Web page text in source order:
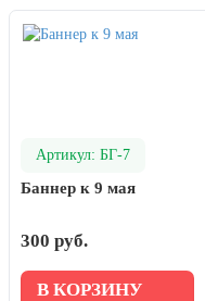
Артикул: БГ-7
Баннер к 9 мая
300 руб.
В КОРЗИНУ